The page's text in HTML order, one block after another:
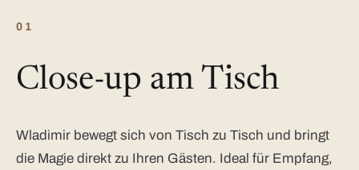
01
Close-up am Tisch
Wladimir bewegt sich von Tisch zu Tisch und bringt
die Magie direkt zu Ihren Gästen. Ideal für Empfang,